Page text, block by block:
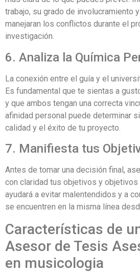
trabajo, su grado de involucramiento
manejaran los conflictos durante el
investigación.
6. Analiza la Química
La conexión entre el guía y el
Es fundamental que te sientas a
y que ambos tengan una correcta
afinidad personal puede determinar
calidad y el éxito de tu proyecto.
7. Manifiesta tus
Antes de tomar una decisión final,
con claridad tus objetivos y
ayudará a evitar malentendidos y a
se encuentren en la misma línea
Características de
Asesor de Tesis
en musicologia